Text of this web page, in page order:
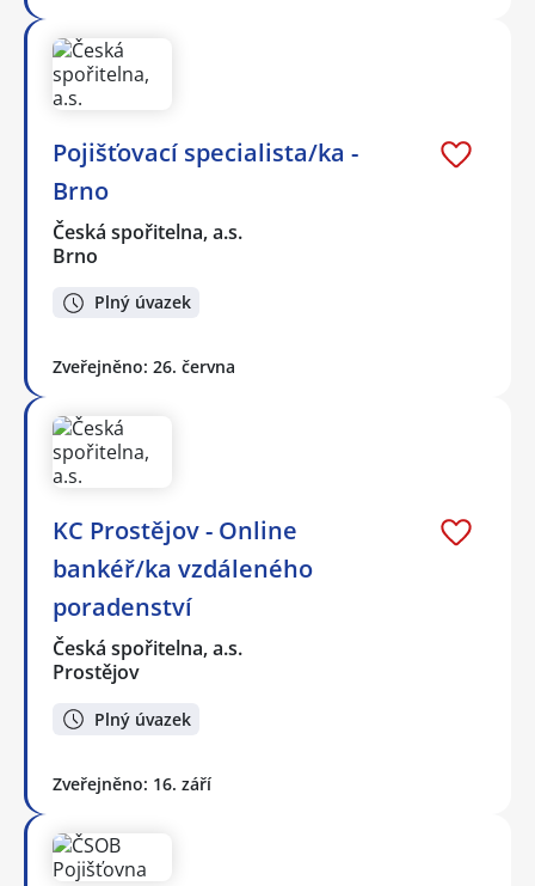
Pojišťovací specialista/ka -
Brno
Česká spořitelna, a.s.
Brno
Plný úvazek
Zveřejněno: 26. června
KC Prostějov - Online
bankéř/ka vzdáleného
poradenství
Česká spořitelna, a.s.
Prostějov
Plný úvazek
Zveřejněno: 16. září